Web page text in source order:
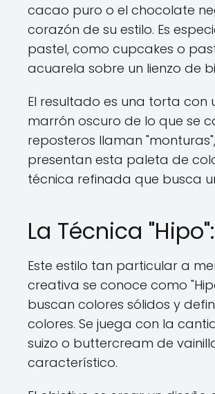
cacao puro o el chocolate
corazón de su estilo. Es
pastel, como cupcakes o
acuarela sobre un lienzo de
El resultado es una torta
marrón oscuro de lo que se
reposteros llaman
presentan esta paleta de
técnica refinada que busca
La Técnica
Este estilo tan particular a
creativa se conoce como
buscan colores sólidos y
colores. Se juega con la
suizo o buttercream de
característico.